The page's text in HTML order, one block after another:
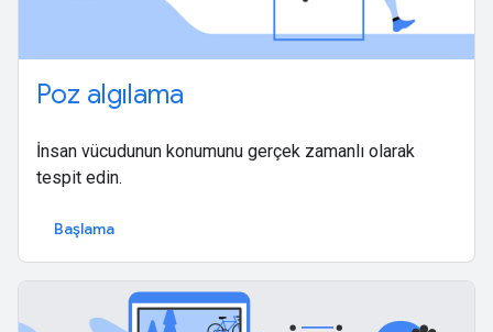
Poz algılama
İnsan vücudunun konumunu gerçek zamanlı olarak
tespit edin.
Başlama